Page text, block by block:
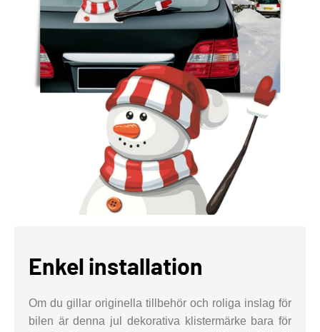
Enkel installation
Om du gillar originella tillbehör och roliga inslag för
bilen är denna jul dekorativa klistermärke bara för